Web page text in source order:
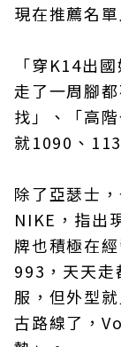
現在推薦名單
「穿K14出
走了一周腳
找」、「高
就1090、
除了亞瑟士
NIKE，指出
牌也積極在
993，天天
服，但外型
古路線了，